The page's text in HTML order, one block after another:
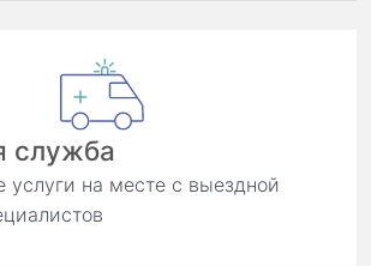
служба
услуги на месте с выездной